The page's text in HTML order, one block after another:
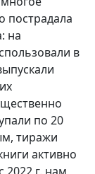
пострадала
на
в
по 20
тиражи
активно